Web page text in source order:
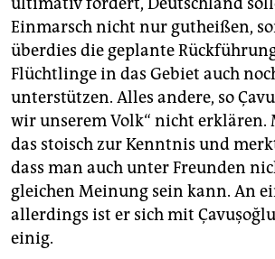
Einmarsch nicht nur gutheißen,
überdies die geplante
Flüchtlinge in das Gebiet auch
unterstützen. Alles andere, so
wir unserem Volk“ nicht erklären.
das stoisch zur Kenntnis und
dass man auch unter Freunden
gleichen Meinung sein kann. An
allerdings ist er sich mit
einig.